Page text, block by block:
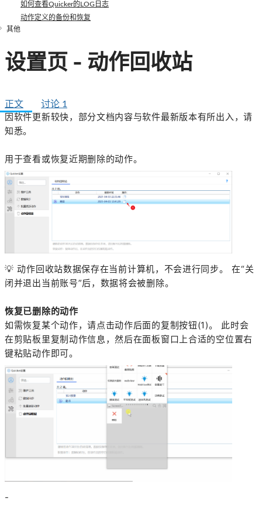
如何查看Quicker的LOG日志
动作定义的备份和恢复
其他
设置页 - 动作回收站
正文 讨论 1
因软件更新较快，部分文档内容与软件最新版本有所出入，请
知悉。
用于查看或恢复近期删除的动作。
💡 动作回收站数据保存在当前计算机，不会进行同步。 在“关
闭并退出当前账号”后，数据将会被删除。
恢复已删除的动作
如需恢复某个动作，请点击动作后面的复制按钮(1)。 此时会
在剪贴板里复制动作信息，然后在面板窗口上合适的空位置右
键粘贴动作即可。
-